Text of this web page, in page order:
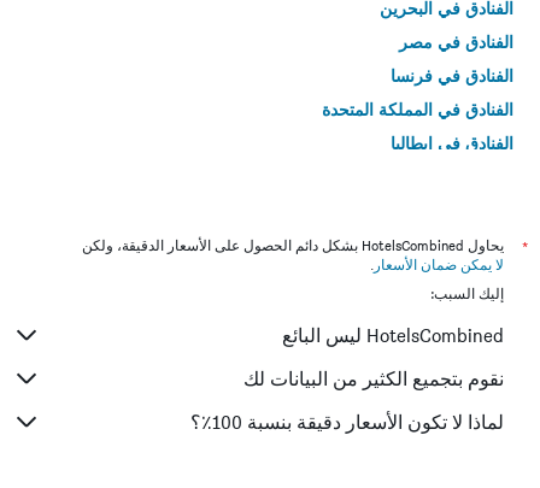
الفنادق في البحرين
الفنادق في مصر
الفنادق في فرنسا
الفنادق في المملكة المتحدة
الفنادق في إيطاليا
*
يحاول HotelsCombined بشكل دائم الحصول على الأسعار الدقيقة، ولكن
لا يمكن ضمان الأسعار .
إليك السبب:
HotelsCombined ليس البائع
نقوم بتجميع الكثير من البيانات لك
لماذا لا تكون الأسعار دقيقة بنسبة 100٪؟